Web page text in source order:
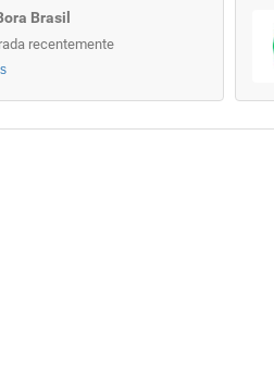
Brasil
recentemente